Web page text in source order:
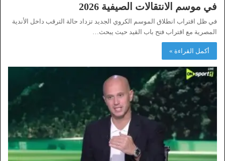
في موسم الانتقالات الصيفية 2026
في ظل اقتراب انطلاق الموسم الكروي الجديد تزداد حالة الترقب داخل الأندية
المصرية مع اقتراب فتح باب القيد حيث يبحث…
أكمل القراءة »